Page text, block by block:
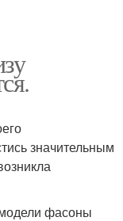
значительным
фасоны